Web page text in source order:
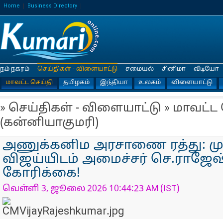
Home Business Directory
நம் நகரம்
செய்திகள் - விளையாட்டு
மாவட்ட செய்தி
தமிழகம் இந்தியா உலகம் விளையாட்டு
சமையல் சினிமா வீடியோ
» செய்திகள் - விளையாட்டு » மாவட்ட
(கன்னியாகுமரி)
அணுக்கனிம அரசாணை ரத்து:
விஜய்யிடம் அமைச்சர்
கோரிக்கை!
வெள்ளி 3, ஜூலை 2026 10:44:23 AM (IST)